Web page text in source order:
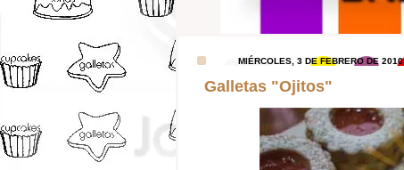
MIÉRCOLES, 3 DE FEBRERO DE 2010
Galletas "Ojitos"